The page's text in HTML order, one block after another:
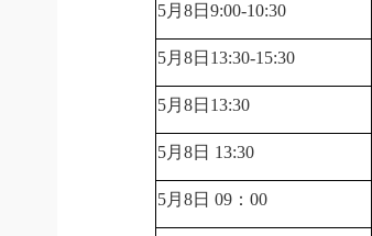
5月8日9:00-10:30
5月8日13:30-15:30
5月8日13:30
5月8日 13:30
5月8日 09：00